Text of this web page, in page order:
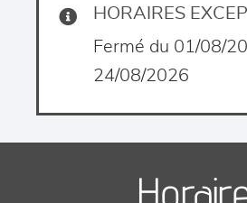
HORAIRES
Fermé du 01/08/
24/08/2026